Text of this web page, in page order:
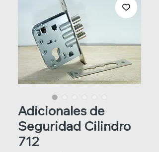
Adicionales de
Seguridad Cilindro
712